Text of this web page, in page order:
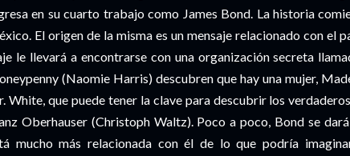
en su cuarto trabajo como James Bond. La historia
El origen de la misma es un mensaje relacionado con el
le llevará a encontrarse con una organización secreta
(Naomie Harris) descubren que hay una mujer,
White, que puede tener la clave para descubrir los
Oberhauser (Christoph Waltz). Poco a poco, Bond se
mucho más relacionada con él de lo que podría